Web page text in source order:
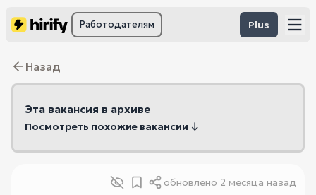
Работодателям Plus
Назад
Эта вакансия в архиве
Посмотреть похожие вакансии ↓
обновлено 2 месяца назад